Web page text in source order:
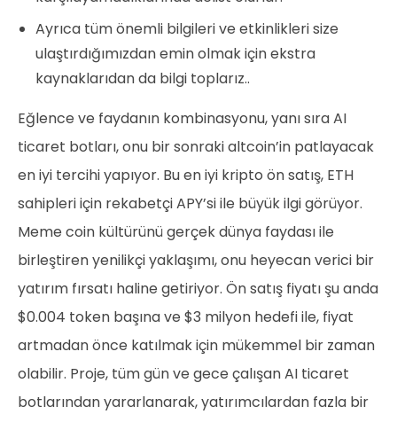
Ayrıca tüm önemli bilgileri ve etkinlikleri size
ulaştırdığımızdan emin olmak için ekstra
kaynaklarıdan da bilgi toplarız..
Eğlence ve faydanın kombinasyonu, yanı sıra AI
ticaret botları, onu bir sonraki altcoin’in patlayacak
en iyi tercihi yapıyor. Bu en iyi kripto ön satış, ETH
sahipleri için rekabetçi APY’si ile büyük ilgi görüyor.
Meme coin kültürünü gerçek dünya faydası ile
birleştiren yenilikçi yaklaşımı, onu heyecan verici bir
yatırım fırsatı haline getiriyor. Ön satış fiyatı şu anda
$0.004 token başına ve $3 milyon hedefi ile, fiyat
artmadan önce katılmak için mükemmel bir zaman
olabilir. Proje, tüm gün ve gece çalışan AI ticaret
botlarından yararlanarak, yatırımcılardan fazla bir